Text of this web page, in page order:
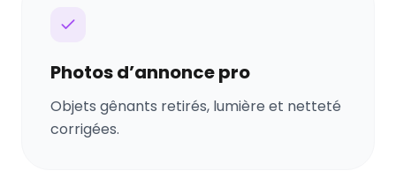
Photos d’annonce pro
Objets gênants retirés, lumière et netteté
corrigées.